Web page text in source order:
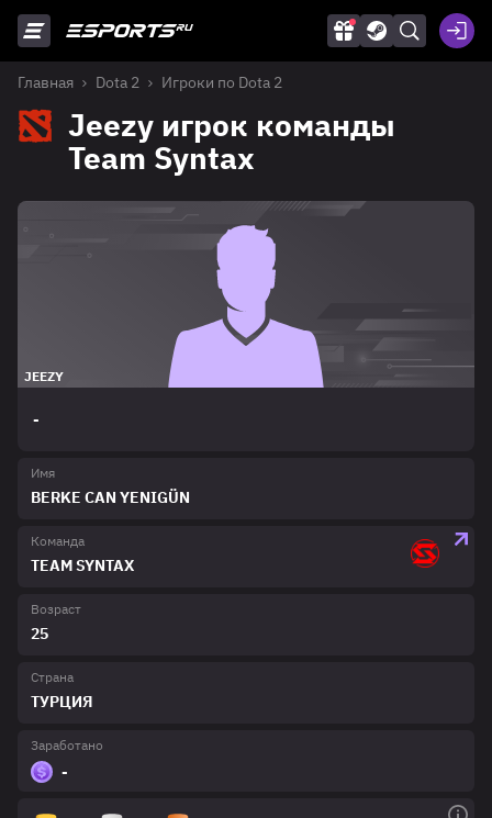
Главная Dota 2 Игроки по Dota 2
Jeezy игрок команды
Team Syntax
JEEZY
-
Имя
BERKE CAN YENIGÜN
Команда
TEAM SYNTAX
Возраст
25
Страна
ТУРЦИЯ
Заработано
-